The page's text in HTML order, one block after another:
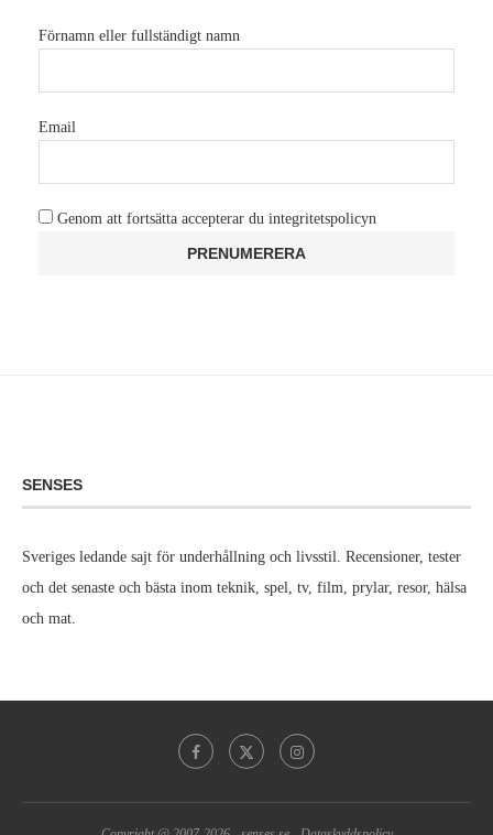
Förnamn eller fullständigt namn
Email
Genom att fortsätta accepterar du integritetspolicyn
SENSES
Sveriges ledande sajt för underhållning och livsstil. Recensioner, tester
och det senaste och bästa inom teknik, spel, tv, film, prylar, resor, hälsa
och mat.